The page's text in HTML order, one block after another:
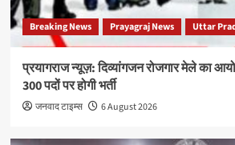
Breaking News Prayagraj News Uttar
प्रयागराज न्यूज़: दिव्यांगजन रोजगार मेले का
300 पदों पर होगी भर्ती
जनवाद टाइम्स 6 August 2026